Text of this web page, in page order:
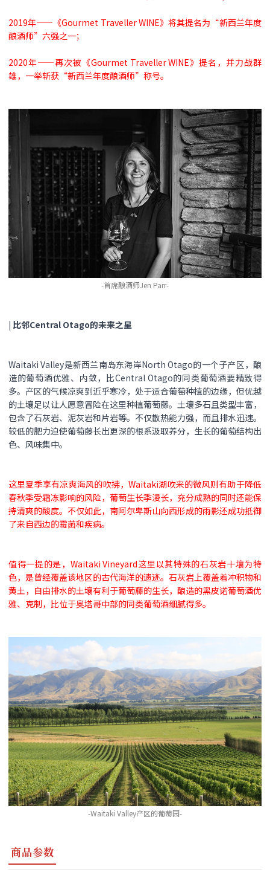
2019年——《Gourmet Traveller WINE》将其提名为“新西兰年度
酿酒师”六强之一；
2020年——再次被《Gourmet Traveller WINE》提名，并力战群
雄，一举斩获“新西兰年度酿酒师”称号。
-首席酿酒师Jen Parr-
| 比邻Central Otago的未来之星
Waitaki Valley是新西兰南岛东海岸North Otago的一个子产区，酿
造的葡萄酒优雅、内敛，比Central Otago的同类葡萄酒要精致得
多。产区的气候凉爽到近乎寒冷，处于适合葡萄种植的边缘，但优越
的土壤足以让人愿意冒险在这里种植葡萄藤。土壤多石且类型丰富，
包含了石灰岩、泥灰岩和片岩等。不仅散热能力强，而且排水迅速。
较低的肥力迫使葡萄藤长出更深的根系汲取养分，生长的葡萄结构出
色、风味集中。
这里夏季享有凉爽海风的吹拂，Waitaki湖吹来的微风则有助于降低
春秋季受霜冻影响的风险，葡萄生长季漫长，充分成熟的同时还能保
持清爽的酸度。不仅如此，南阿尔卑斯山向西形成的雨影还成功抵御
了来自西边的霉菌和疾病。
值得一提的是，Waitaki Vineyard这里以其特殊的石灰岩十壤为特
色，是曾经覆盖该地区的古代海洋的遗迹。石灰岩上覆盖着冲积物和
黄土，自由排水的土壤有利于葡萄藤的生长，酿造的黑皮诺葡萄酒优
雅、克制，比位于奥塔哥中部的同类葡萄酒细腻得多。
-Waitaki Valley产区的葡萄园-
商品参数